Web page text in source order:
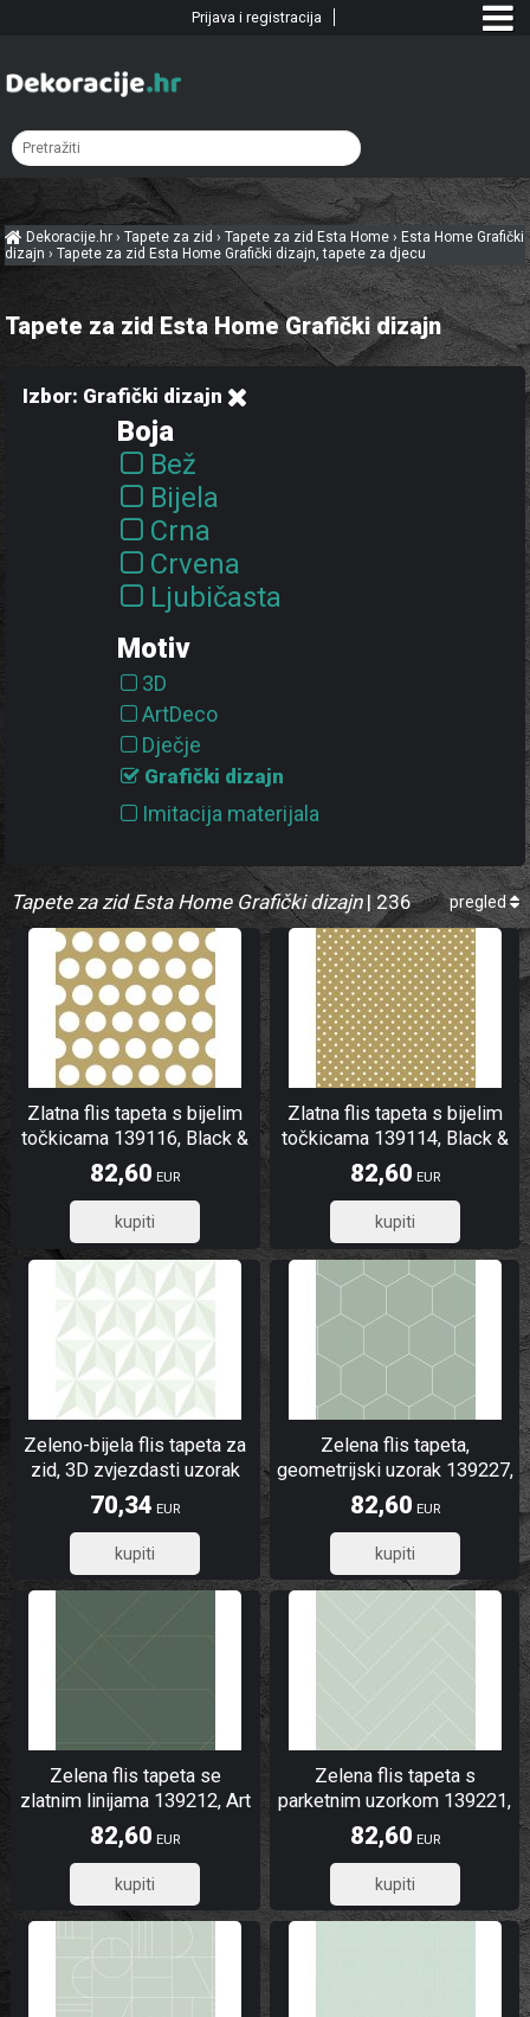
Dekoracije.hr›Tapete za zid ›Tapete za zid Esta Home › Esta Home Grafički
dizajn ›Tapete za zid Esta Home Grafički dizajn, tapete za djecu
Tapete za zid Esta Home Grafički dizajn
Izbor: Grafički dizajn
Boja
Bež
Bijela
Crna
Crvena
Ljubičasta
Narančasta
Plava
Ružičasta
Siva
Smeđa
Tirkizna
Zelena
Zlatna
Žuta
Motiv
3D
ArtDeco
Dječje
Grafički dizajn
Imitacija materijala
Priroda
Pruge a linije
Srca
Točkice
Trokuti
Šesterokuti
Životinje
Tapete za zid Esta Home Grafički dizajn| 236 pregled
Zlatna flis tapeta s bijelim
točkicama 139116, Black &
White, Esta
82,60 EUR
66,08
Zlatna flis tapeta s bijelim
točkicama 139114, Black &
White, Esta
82,60 EUR
66,08
Zeleno-bijela flis tapeta za
zid, 3D zvjezdasti uzorak
138913, Little Bandits, Esta
70,34 EUR
56,27
Zelena flis tapeta,
geometrijski uzorak 139227,
Art Deco, Esta
82,60 EUR
66,08
Zelena flis tapeta se
zlatnim linijama 139212, Art
Deco, Esta
82,60 EUR
66,08
Zelena flis tapeta s
parketnim uzorkom 139221,
Art Deco, Esta
82,60 EUR
66,08
Prijava i registracija